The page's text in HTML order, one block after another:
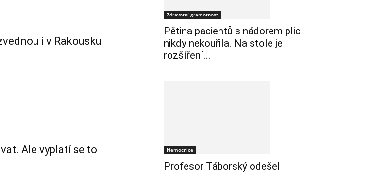
i v Rakousku
Ale vyplatí se to
Zdravotní gramotnost
Pětina pacientů s nádorem plic
nikdy nekouřila. Na stole je
rozšíření...
Nemocnice
Profesor Táborský odešel